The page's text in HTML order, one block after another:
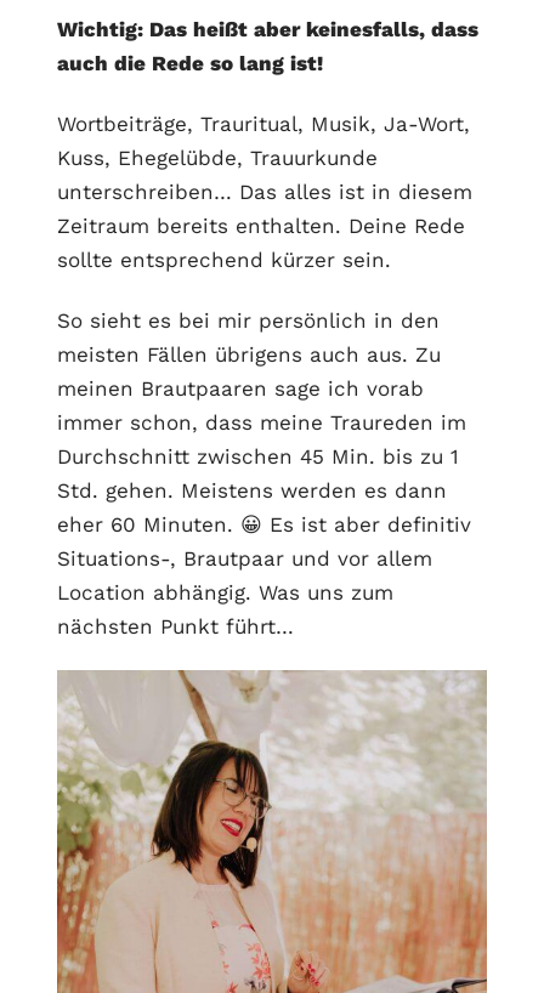
Wichtig: Das heißt aber keinesfalls, dass
auch die Rede so lang ist!
Wortbeiträge, Trauritual, Musik, Ja-Wort,
Kuss, Ehegelübde, Trauurkunde
unterschreiben… Das alles ist in diesem
Zeitraum bereits enthalten. Deine Rede
sollte entsprechend kürzer sein.
So sieht es bei mir persönlich in den
meisten Fällen übrigens auch aus. Zu
meinen Brautpaaren sage ich vorab
immer schon, dass meine Traureden im
Durchschnitt zwischen 45 Min. bis zu 1
Std. gehen. Meistens werden es dann
eher 60 Minuten. 😀 Es ist aber definitiv
Situations-, Brautpaar und vor allem
Location abhängig. Was uns zum
nächsten Punkt führt…